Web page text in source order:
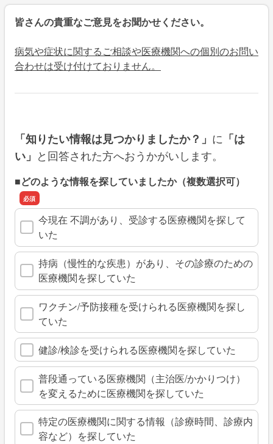
皆さんの貴重なご意見をお聞かせください。
病気や症状に関するご相談や医療機関への個別のお問い
合わせは受け付けておりません。
「知りたい情報は見つかりましたか？」 に 「は
い」 と回答された方へおうかがいします。
■どのような情報を探していましたか（複数選択可）
今現在 不調があり、受診する医療機関を探して
いた
持病（慢性的な疾患）があり、その診療のための
医療機関を探していた
ワクチン/予防接種を受けられる医療機関を探し
ていた
健診/検診を受けられる医療機関を探していた
普段通っている医療機関（主治医/かかりつけ）
を変えるために医療機関を探していた
特定の医療機関に関する情報（診療時間、診療内
容など）を探していた